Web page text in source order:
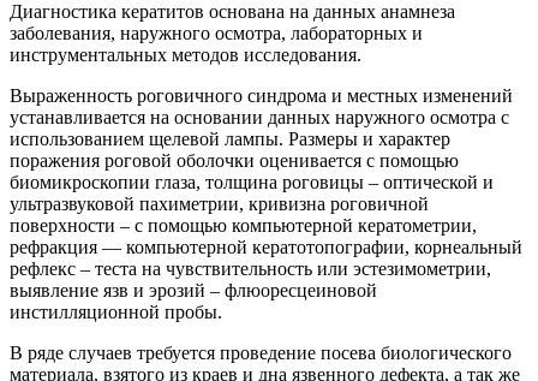
Диагностика кератитов основана на данных анамнеза
заболевания, наружного осмотра, лабораторных и
инструментальных методов исследования.
Выраженность роговичного синдрома и местных изменений
устанавливается на основании данных наружного осмотра с
использованием щелевой лампы. Размеры и характер
поражения роговой оболочки оценивается с помощью
биомикроскопии глаза, толщина роговицы – оптической и
ультразвуковой пахиметрии, кривизна роговичной
поверхности – с помощью компьютерной кератометрии,
рефракция — компьютерной кератотопографии, корнеальный
рефлекс – теста на чувствительность или эстезимометрии,
выявление язв и эрозий – флюоресцеиновой
инстилляционной пробы.
В ряде случаев требуется проведение посева биологического
материала, взятого из краев и дна язвенного дефекта, а так же